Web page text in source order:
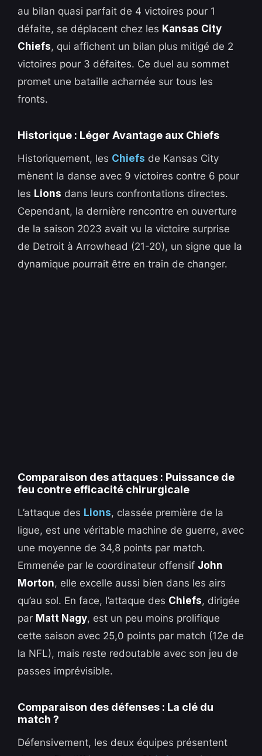
au bilan quasi parfait de 4 victoires pour 1
défaite, se déplacent chez les Kansas City
Chiefs, qui affichent un bilan plus mitigé de 2
victoires pour 3 défaites. Ce duel au sommet
promet une bataille acharnée sur tous les
fronts.
Historique : Léger Avantage aux Chiefs
Historiquement, les Chiefs de Kansas City
mènent la danse avec 9 victoires contre 6 pour
les Lions dans leurs confrontations directes.
Cependant, la dernière rencontre en ouverture
de la saison 2023 avait vu la victoire surprise
de Detroit à Arrowhead (21-20), un signe que la
dynamique pourrait être en train de changer.
Comparaison des attaques : Puissance de
feu contre efficacité chirurgicale
L’attaque des Lions, classée première de la
ligue, est une véritable machine de guerre, avec
une moyenne de 34,8 points par match.
Emmenée par le coordinateur offensif John
Morton, elle excelle aussi bien dans les airs
qu’au sol. En face, l’attaque des Chiefs, dirigée
par Matt Nagy, est un peu moins prolifique
cette saison avec 25,0 points par match (12e de
la NFL), mais reste redoutable avec son jeu de
passes imprévisible.
Comparaison des défenses : La clé du
match ?
Défensivement, les deux équipes présentent